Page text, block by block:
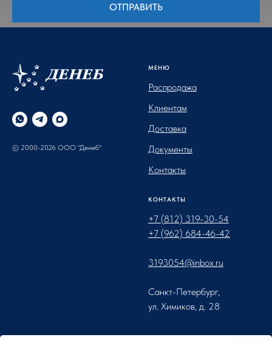
ОТПРАВИТЬ
© 2000-2026 ООО "Денеб"
МЕНЮ
Распродажа
Клиентам
Доставка
Документы
Контакты
КОНТАКТЫ
+7 (812) 319-30-54
+7 (962) 684-46-42
3193054@inbox.ru
Санкт-Петербург,
ул. Химиков, д. 28